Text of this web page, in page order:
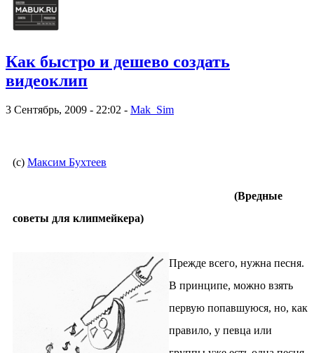
Как быстро и дешево создать
видеоклип
3 Сентябрь, 2009 - 22:02 - Mak_Sim
(с) Максим Бухтеев
(Вредные
советы для клипмейкера)
Прежде всего, нужна песня.
В принципе, можно взять
первую попавшуюся, но, как
правило, у певца или